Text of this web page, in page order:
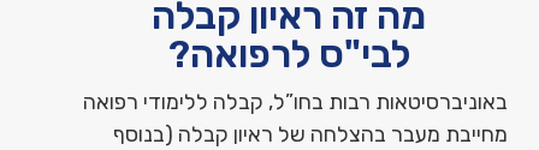
מה זה ראיון קבלה
לבי"ס לרפואה?
באוניברסיטאות רבות בחו”ל, קבלה ללימודי רפואה
מחייבת מעבר בהצלחה של ראיון קבלה (בנוסף